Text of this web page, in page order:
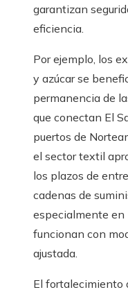
garantizan
eficiencia.
Por ejemplo, los
y azúcar se
permanencia de
que conectan El
puertos de
el sector textil
los plazos de
cadenas de
especialmente en
funcionan con
ajustada.
El fortalecimiento